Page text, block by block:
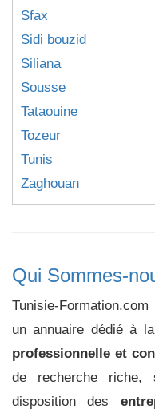
Sfax
Sidi bouzid
Siliana
Sousse
Tataouine
Tozeur
Tunis
Zaghouan
Qui Sommes-
Tunisie-
un annuaire dédié à
professionnelle et
de recherche
disposition des